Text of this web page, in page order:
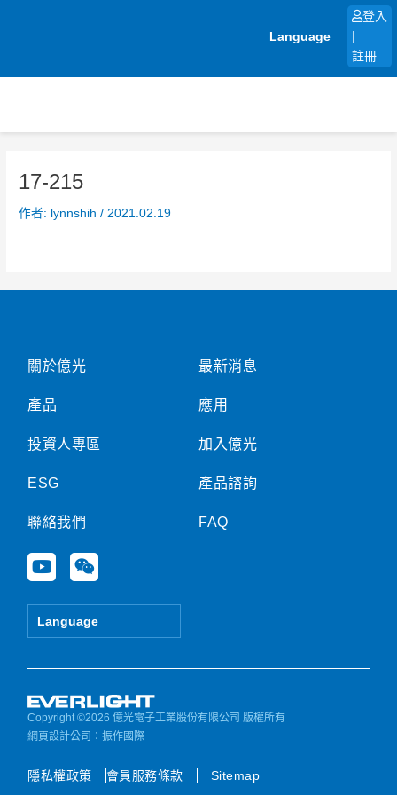
Language
登入
註冊
17-215
作者: lynnshih/ 2021.02.19
關於億光
產品
投資人專區
ESG
聯絡我們
Y
o
u
e
W
e
i
Language
最新消息
應用
加入億光
產品諮詢
FAQ
Copyright ©2026 億光電子工業股份有限公司 版權所有
網頁設計公司 ：振作國際
隱私權政策 會員服務條款 Sitemap